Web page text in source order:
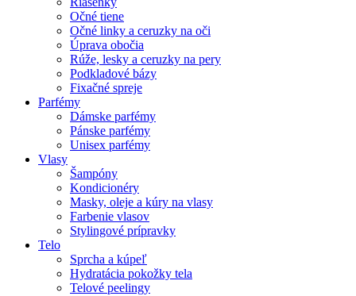
Očné tiene
Očné linky a ceruzky na oči
Úprava obočia
Rúže, lesky a ceruzky na pery
Podkladové bázy
Fixačné spreje
Parfémy
Dámske parfémy
Pánske parfémy
Unisex parfémy
Vlasy
Šampóny
Kondicionéry
Masky, oleje a kúry na vlasy
Farbenie vlasov
Stylingové prípravky
Telo
Sprcha a kúpeľ
Hydratácia pokožky tela
Telové peelingy